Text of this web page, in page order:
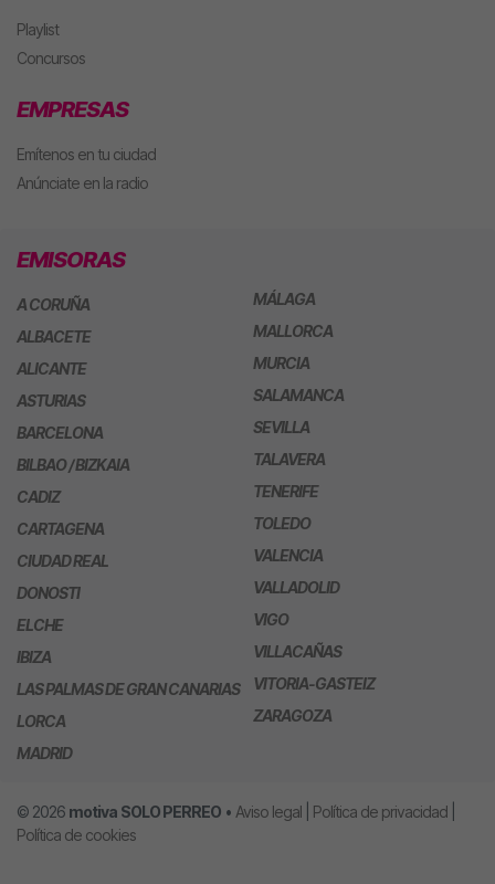
Playlist
Concursos
EMPRESAS
Emítenos en tu ciudad
Anúnciate en la radio
EMISORAS
A CORUÑA
ALBACETE
ALICANTE
ASTURIAS
BARCELONA
BILBAO / BIZKAIA
CADIZ
CARTAGENA
CIUDAD REAL
DONOSTI
ELCHE
IBIZA
LAS PALMAS DE GRAN CANARIAS
LORCA
MADRID
MÁLAGA
MALLORCA
MURCIA
SALAMANCA
SEVILLA
TALAVERA
TENERIFE
TOLEDO
VALENCIA
VALLADOLID
VIGO
VILLACAÑAS
VITORIA-GASTEIZ
ZARAGOZA
© 2026 motiva SOLO PERREO • Aviso legal Política de privacidad
Política de cookies